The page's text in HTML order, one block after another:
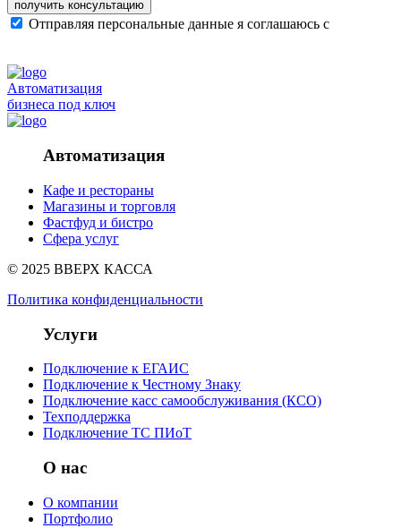
получить консультацию
Отправляя персональные данные я соглашаюсь с
Автоматизация
бизнеса под ключ
Автоматизация
Кафе и рестораны
Магазины и торговля
Фастфуд и бистро
Сфера услуг
© 2025 ВВЕРХ КАССА
Политика конфиденциальности
Услуги
Подключение к ЕГАИС
Подключение к Честному Знаку
Подключение касс самообслуживания (КСО)
Техподдержка
Подключение ТС ПИоТ
О нас
О компании
Портфолио